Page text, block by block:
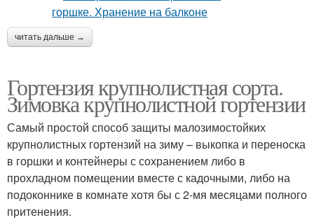
читать дальше →
Гортензия крупнолистная сорта.
Зимовка крупнолистной гортензии
Самый простой способ защиты малозимостойких
крупнолистных гортензий на зиму – выкопка и переноска
в горшки и контейнеры с сохранением либо в
прохладном помещении вместе с кадочными, либо на
подоконнике в комнате хотя бы с 2-мя месяцами полного
притенения.